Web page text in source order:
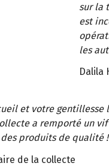
sur la
est
les
Dalila
et votre gentillesse
a remporté un vif
produits de qualité
de la collecte